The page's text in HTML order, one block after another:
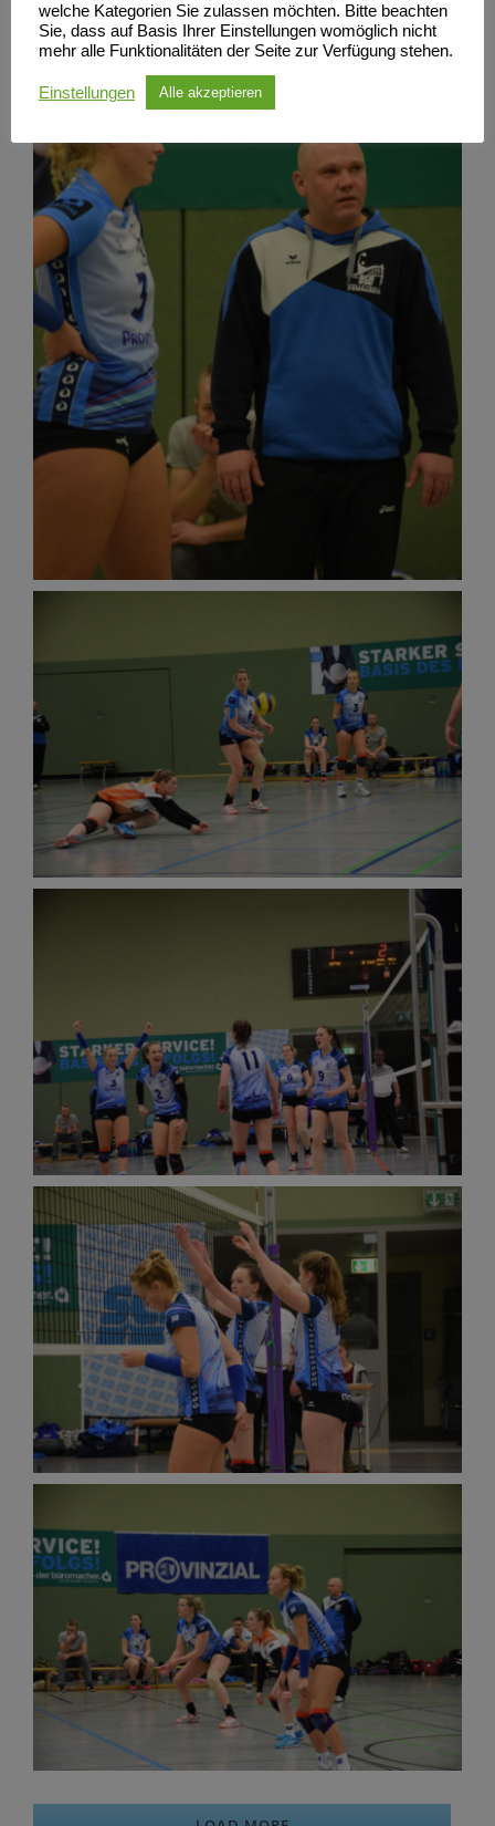
welche Kategorien Sie zulassen möchten. Bitte beachten
Sie, dass auf Basis Ihrer Einstellungen womöglich nicht
mehr alle Funktionalitäten der Seite zur Verfügung stehen.
Einstellungen Alle akzeptieren